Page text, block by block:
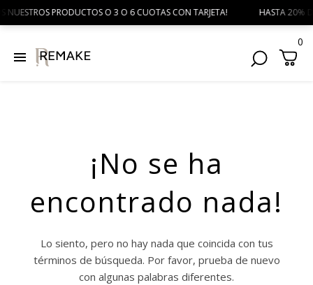
NUESTROS PRODUCTOS O 3 O 6 CUOTAS CON TARJETA! HASTA 20% DE
0
¡No se ha
encontrado nada!
Lo siento, pero no hay nada que coincida con tus
términos de búsqueda. Por favor, prueba de nuevo
con algunas palabras diferentes.